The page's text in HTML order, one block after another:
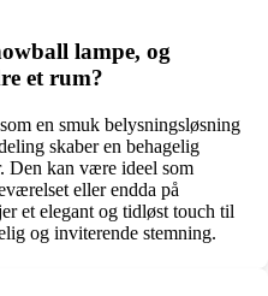
lampe, og
et rum?
en smuk belysningsløsning
skaber en behagelig
Den kan være ideel som
eller endda på
et elegant og tidløst touch til
og inviterende stemning.